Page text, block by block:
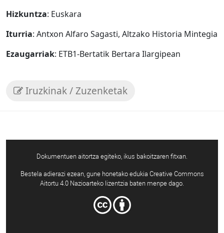
Hizkuntza: Euskara
Iturria: Antxon Alfaro Sagasti, Altzako Historia Mintegia
Ezaugarriak: ETB1-Bertatik Bertara Ilargipean
Iruzkinak / Zuzenketak
Dokumentuen aitortza egiteko, ikus bakoitzaren fitxan.
Bestela adierazi ezean, gune honetako edukia Creative Commons
Aitortu 4.0 Nazioarteko lizentzia baten menpe dago.